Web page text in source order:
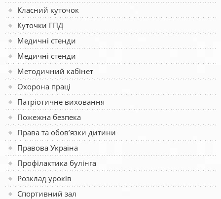
Класний куточок
Куточки ГПД
Медичні стенди
Медичні стенди
Методичний кабінет
Охорона праці
Патріотичне виховання
Пожежна безпека
Права та обов’язки дитини
Правова Україна
Профілактика булінга
Розклад уроків
Спортивний зал